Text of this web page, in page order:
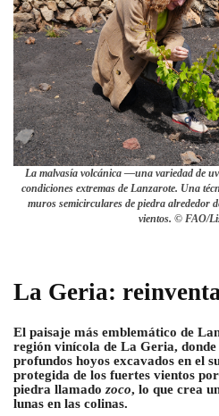
La malvasía volcánica —una variedad de
condiciones extremas de Lanzarote. Una
muros semicirculares de piedra alrededor
vientos. © FAO/
La Geria:
El paisaje más emblemático de
región vinícola de La Geria, donde
profundos hoyos excavados en el
protegida de los fuertes vientos
piedra llamadozoco, lo que crea
lunas en las colinas.